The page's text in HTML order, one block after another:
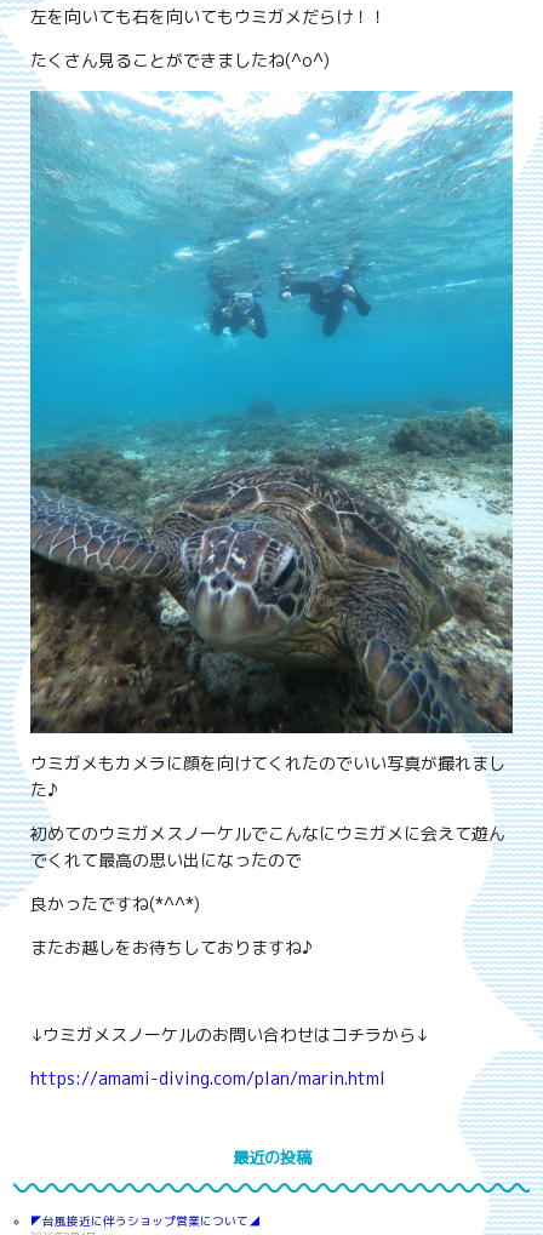
左を向いても右を向いてもウミガメだらけ！！
たくさん見ることができましたね(^o^)
ウミガメもカメラに顔を向けてくれたのでいい写真が撮れまし
た♪
初めてのウミガメスノーケルでこんなにウミガメに会えて遊ん
でくれて最高の思い出になったので
良かったですね(*^^*)
またお越しをお待ちしておりますね♪
↓ウミガメスノーケルのお問い合わせはコチラから↓
https://amami-diving.com/plan/marin.html
最近の投稿
◤台風接近に伴うショップ営業について◢